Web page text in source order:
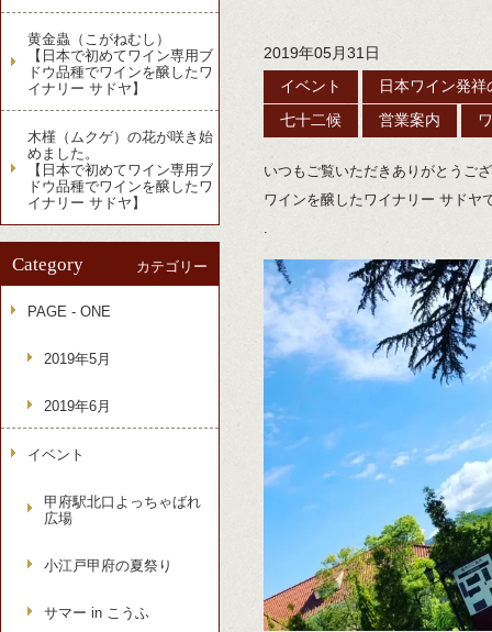
2019年05月31日
イベント 日本ワイン発祥
七十二候 営業案内
いつもご覧いただきありがとうご
ワインを醸したワイナリー サドヤ
.
黄金蟲（こがねむし）
【日本で初めてワイン専用ブ
ドウ品種でワインを醸したワ
イナリー サドヤ】
木槿（ムクゲ）の花が咲き始
めました。
【日本で初めてワイン専用ブ
ドウ品種でワインを醸したワ
イナリー サドヤ】
Category カテゴリー
PAGE - ONE
2019年5月
2019年6月
イベント
甲府駅北口よっちゃばれ
広場
小江戸甲府の夏祭り
サマー in こうふ